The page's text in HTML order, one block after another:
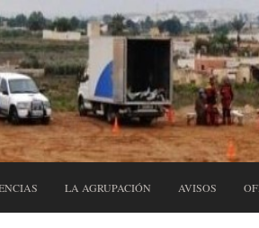
LA AGRUPACIÓN AVISOS